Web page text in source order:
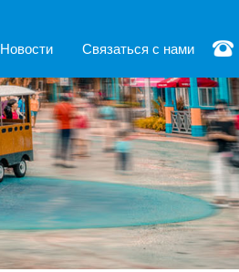
Новости Связаться с нами